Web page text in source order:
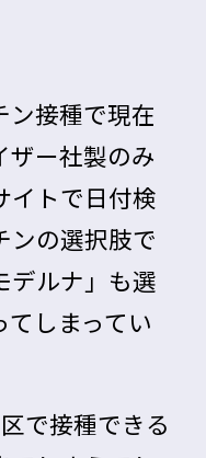
ン接種で現在
ザー社製のみ
イトで日付検
ンの選択肢で
デルナ」も選
しまってい
で接種できる